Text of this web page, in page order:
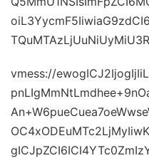
vmess://